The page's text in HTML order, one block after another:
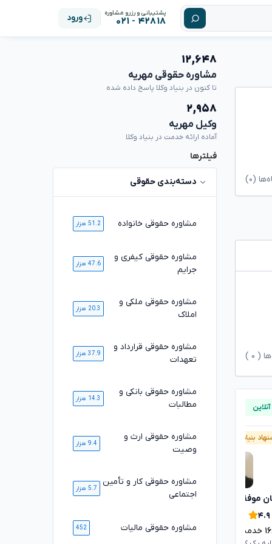
پشتیبانی و رزرو مشاوره
۴۲۸۱۸ - ۰۲۱ ورود
(۰)
( ۰
بنیاد وکلا
موفقی تایید شده
۴.۹
خدمت ارائه شده موفق
پیشنهاد بنیاد وکلا
محسن خیری
۱۰۸۴۷
خدمت ارائه شده موفق
۱۲,۶۴۸
مشاوره حقوقی مهریه
تا کنون در بنیاد وکلا پاسخ داده شده
۲,۹۵۸
وکیل مهریه
آماده ارائه خدمت در بنیاد وکلا
فیلترها
دسته‌بندی حقوقی
مشاوره حقوقی خانواده 51.2 هزار
مشاوره حقوقی کیفری و
جرایم
47.6 هزار
مشاوره حقوقی ملکی و
املاک
20.3 هزار
مشاوره حقوقی قرارداد و
تعهدات
37.9 هزار
مشاوره حقوقی بانکی و
مطالبات
14.3 هزار
مشاوره حقوقی ارث و
وصیت
9.4 هزار
مشاوره حقوقی کار و تأمین
اجتماعی
5.7 هزار
مشاوره حقوقی مالیات 452